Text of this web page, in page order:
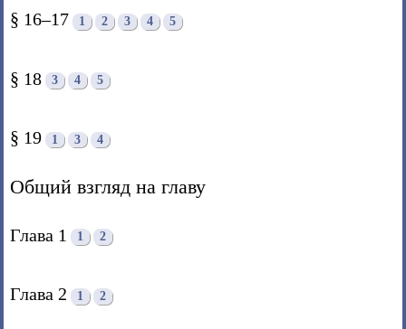
§ 16–17 1 2 3 4 5
§ 18 3 4 5
§ 19 1 3 4
Общий взгляд на главу
Глава 1 1 2
Глава 2 1 2